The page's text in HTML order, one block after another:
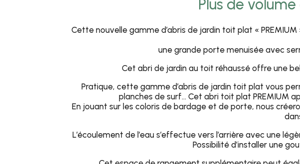
Plus de
Cette nouvelle gamme d’abris de jardin toit plat «
une grande porte menuisée avec
Cet abri de jardin au toit réhaussé offre une
Pratique, cette gamme d’abris de jardin toit plat vous
planches de surf… Cet abri toit plat PREMIUM
En jouant sur les coloris de bardage et de porte, nous
L’écoulement de l’eau s’effectue vers l’arrière avec une
Possibilité d’installer une